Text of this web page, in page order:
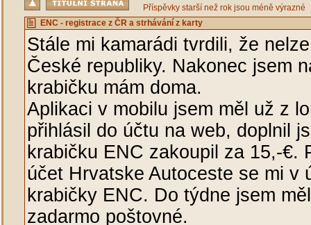
Příspěvky starší než rok jsou méně výrazné
ENC - registrace z ČR a strhávání z karty
Stále mi kamarádi tvrdili, že
České republiky. Nakonec jsem
krabičku mám doma.
Aplikaci v mobilu jsem měl už z
přihlásil do účtu na web, doplnil
krabičku ENC zakoupil za 15,-€.
účet Hrvatske Autoceste se mi v
krabičky ENC. Do týdne jsem
zadarmo poštovné.